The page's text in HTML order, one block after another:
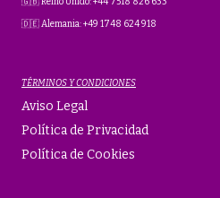
🇩🇪 Alemania: +49 1748 624 918
TÉRMINOS Y CONDICIONES
Aviso Legal
Política de Privacidad
Política de Cookies